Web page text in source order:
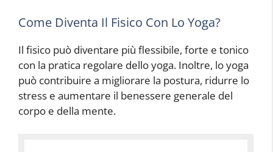
Come Diventa Il Fisico Con Lo Yoga?
Il fisico può diventare più flessibile, forte e tonico
con la pratica regolare dello yoga. Inoltre, lo yoga
può contribuire a migliorare la postura, ridurre lo
stress e aumentare il benessere generale del
corpo e della mente.